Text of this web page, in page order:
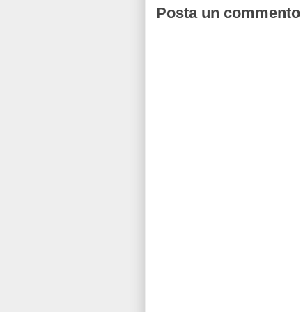
Posta un commento